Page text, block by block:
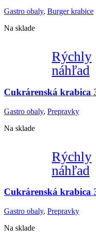
Gastro obaly, Burger krabice
Na sklade
Rýchly
náhľad
Cukrárenská krabica
Gastro obaly, Prepravky
Na sklade
Rýchly
náhľad
Cukrárenská krabica
Gastro obaly, Prepravky
Na sklade